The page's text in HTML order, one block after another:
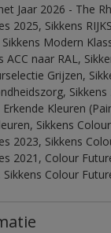
Jaar 2026 - The
2025, Sikkens
Modern
ACC naar RAL,
Grijzen,
Kleuren
Sikkens
2023, Sikkens
2021, Colour
Colour